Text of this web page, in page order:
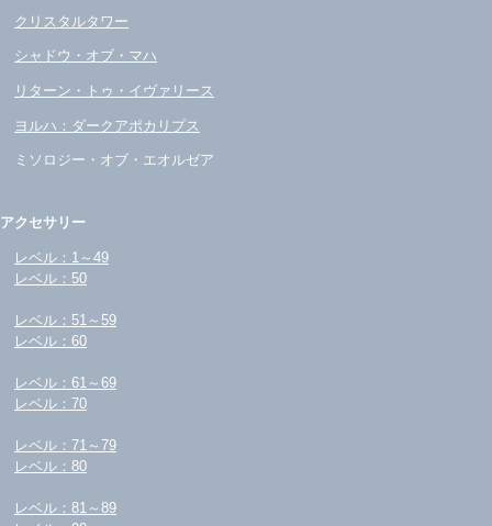
クリスタルタワー
シャドウ・オブ・マハ
リターン・トゥ・イヴァリース
ヨルハ：ダークアポカリプス
ミソロジー・オブ・エオルゼア
アクセサリー
レベル：1～49
レベル：50
レベル：51～59
レベル：60
レベル：61～69
レベル：70
レベル：71～79
レベル：80
レベル：81～89